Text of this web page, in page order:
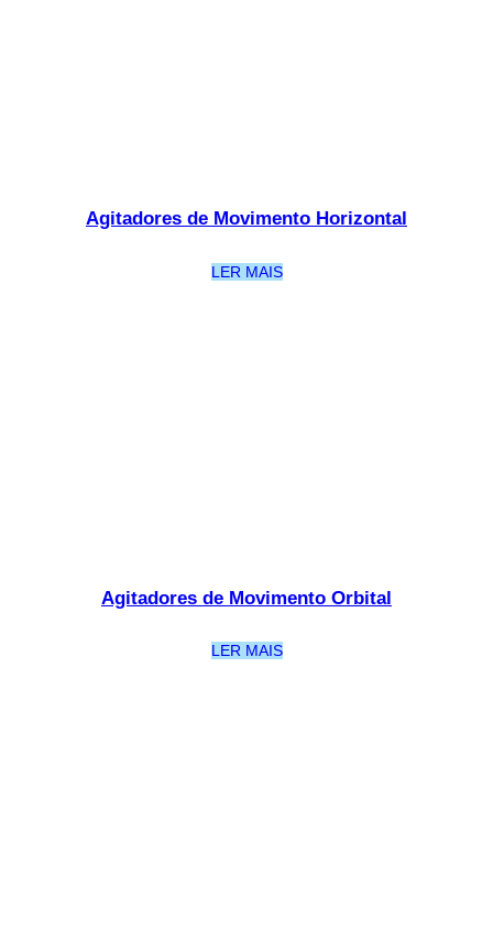
Agitadores de Movimento Horizontal
LER MAIS
Agitadores de Movimento Orbital
LER MAIS